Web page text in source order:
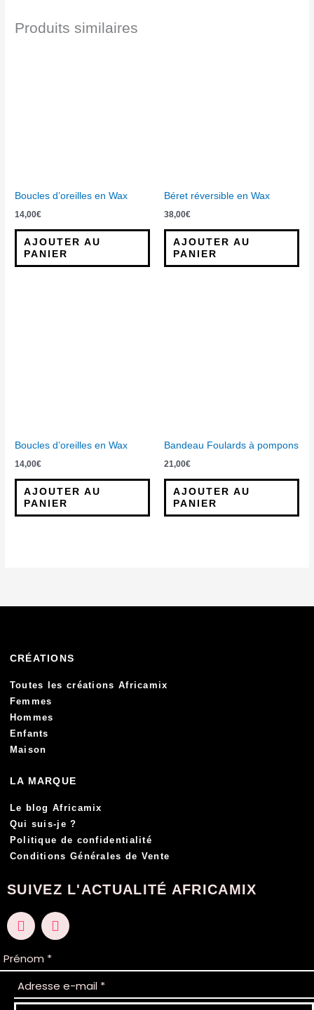
Produits similaires
Boucles d’oreilles en Wax
14,00€
AJOUTER AU
PANIER
Béret réversible en Wax
38,00€
AJOUTER AU
PANIER
Boucles d’oreilles en Wax
14,00€
AJOUTER AU
PANIER
Bandeau Foulards à pompons
21,00€
AJOUTER AU
PANIER
CRÉATIONS
Toutes les créations Africamix
Femmes
Hommes
Enfants
Maison
LA MARQUE
Le blog Africamix
Qui suis-je ?
Politique de confidentialité
Conditions Générales de Vente
SUIVEZ L'ACTUALITÉ AFRICAMIX
F
a
e
b
o
o
I
n
a
g
r